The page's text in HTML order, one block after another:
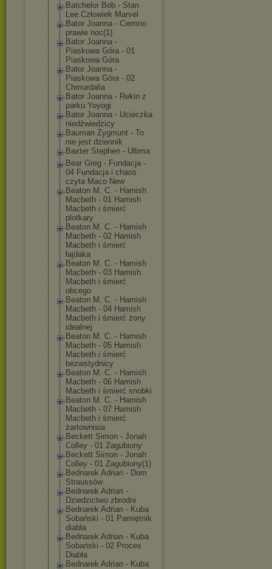
Batchelor Bob - Stan
Lee.Człowiek Marvel
Bator Joanna - Ciemno
prawie noc(1)
Bator Joanna -
Piaskowa Góra - 01
Piaskowa Góra
Bator Joanna -
Piaskowa Góra - 02
Chmurdalia
Bator Joanna - Rekin z
parku Yoyogi
Bator Joanna - Ucieczka
niedźwiedzicy
Bauman Zygmunt - To
nie jest dziennik
Baxter Stephen - Ultima
Bear Greg - Fundacja -
04 Fundacja i chaos
czyta Maco New
Beaton M. C. - Hamish
Macbeth - 01 Hamish
Macbeth i śmierć
plotkary
Beaton M. C. - Hamish
Macbeth - 02 Hamish
Macbeth i śmierć
łajdaka
Beaton M. C. - Hamish
Macbeth - 03 Hamish
Macbeth i śmierć
obcego
Beaton M. C. - Hamish
Macbeth - 04 Hamish
Macbeth i śmierć żony
idealnej
Beaton M. C. - Hamish
Macbeth - 05 Hamish
Macbeth i śmierć
bezwstydnicy
Beaton M. C. - Hamish
Macbeth - 06 Hamish
Macbeth i śmierć snobki
Beaton M. C. - Hamish
Macbeth - 07 Hamish
Macbeth i śmierć
żartownisia
Beckett Simon - Jonah
Colley - 01 Zagubiony
Beckett Simon - Jonah
Colley - 01 Zagubiony(1)
Bednarek Adrian - Dom
Straussów
Bednarek Adrian -
Dziedzictwo zbrodni
Bednarek Adrian - Kuba
Sobański - 01 Pamiętnik
diabła
Bednarek Adrian - Kuba
Sobański - 02 Proces
Diabła
Bednarek Adrian - Kuba